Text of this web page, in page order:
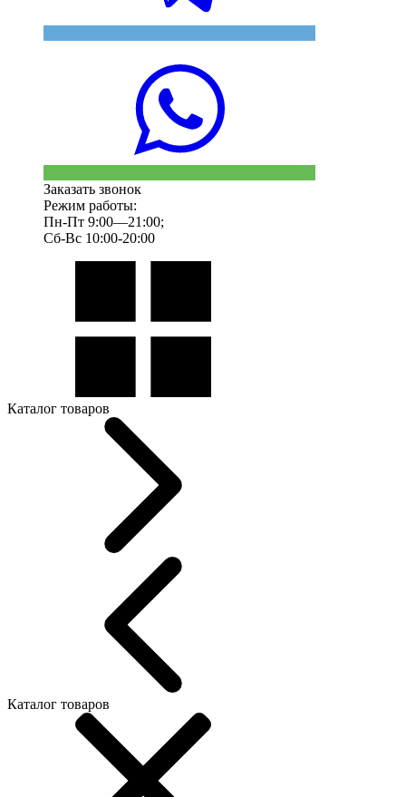
Заказать звонок
Режим работы:
Пн-Пт 9:00—21:00;
Сб-Вс 10:00-20:00
Каталог товаров
Каталог товаров